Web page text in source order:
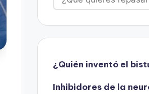
¿Quién inventó el
Inhibidores de la